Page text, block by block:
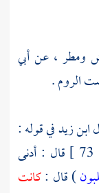
ومطر ، عنأبي
الروم.
ابن زيدفي قوله :
قال : أدنى
) قال :كانت